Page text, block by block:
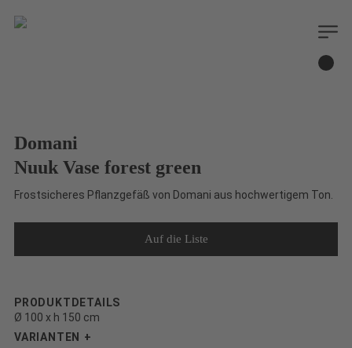
Domani
Nuuk Vase forest green
Frostsicheres Pflanzgefäß von Domani aus hochwertigem Ton.
PRODUKTDETAILS
Ø 100 x h 150 cm
VARIANTEN